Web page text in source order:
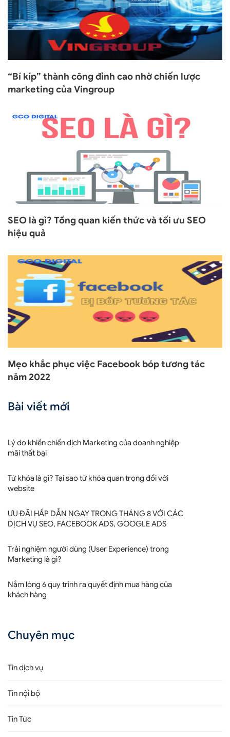
“Bí kíp” thành công đỉnh cao nhờ chiến lược
marketing của Vingroup
SEO là gì? Tổng quan kiến thức và tối ưu SEO
hiệu quả
Mẹo khắc phục việc Facebook bóp tương tác
năm 2022
Bài viết mới
Lý do khiến chiến dịch Marketing của doanh nghiệp
mãi thất bại
Từ khóa là gì? Tại sao từ khóa quan trọng đối với
website
ƯU ĐÃI HẤP DẪN NGAY TRONG THÁNG 8 VỚI CÁC
DỊCH VỤ SEO, FACEBOOK ADS, GOOGLE ADS
Trải nghiệm người dùng (User Experience) trong
Marketing là gì?
Nắm lòng 6 quy trình ra quyết định mua hàng của
khách hàng
Chuyên mục
Tin dịch vụ
Tin nội bộ
Tin Tức